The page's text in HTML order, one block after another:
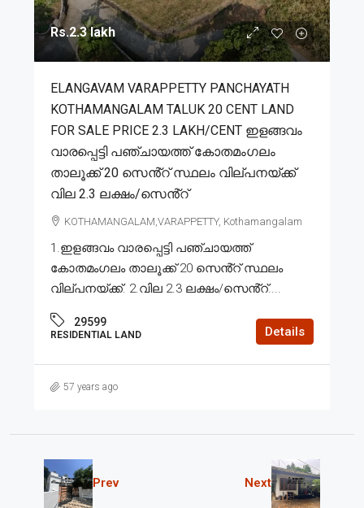
Rs.2.3 lakh
ELANGAVAM VARAPPETTY PANCHAYATH
KOTHAMANGALAM TALUK 20 CENT LAND
FOR SALE PRICE 2.3 LAKH/CENT ഇളങ്ങവം
വാരപ്പെട്ടി പഞ്ചായത്ത് കോതമംഗലം
താലൂക്ക് 20 സെൻ്റ് സ്ഥലം വില്പനയ്ക്ക്
വില 2.3 ലക്ഷം/സെൻ്റ്
KOTHAMANGALAM,VARAPPETTY, Kothamangalam
1.ഇളങ്ങവം വാരപ്പെട്ടി പഞ്ചായത്ത്
കോതമംഗലം താലൂക്ക് 20 സെൻ്റ് സ്ഥലം
വില്പനയ്ക്ക്. 2.വില 2.3 ലക്ഷം/സെൻ്റ്....
29599
RESIDENTIAL LAND Details
57 years ago
Prev Next